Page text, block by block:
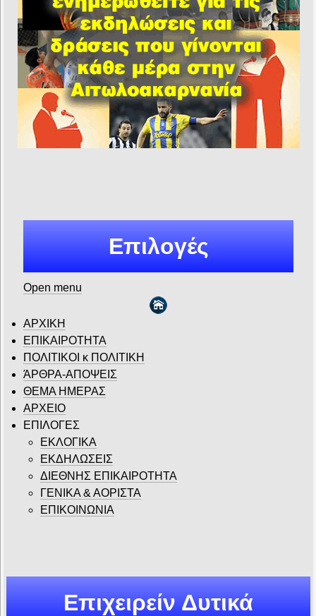
Επιλογές
Open menu
ΑΡΧΙΚΗ
ΕΠΙΚΑΙΡΟΤΗΤΑ
ΠΟΛΙΤΙΚΟΙ κ ΠΟΛΙΤΙΚΗ
ΆΡΘΡΑ-ΑΠΟΨΕΙΣ
ΘΕΜΑ ΗΜΕΡΑΣ
ΑΡΧΕΙΟ
ΕΠΙΛΟΓΕΣ
ΕΚΛΟΓΙΚΑ
ΕΚΔΗΛΩΣΕΙΣ
ΔΙΕΘΝΗΣ ΕΠΙΚΑΙΡΟΤΗΤΑ
ΓΕΝΙΚΑ & ΑΟΡΙΣΤΑ
ΕΠΙΚΟΙΝΩΝΙΑ
Επιχειρείν Δυτικά